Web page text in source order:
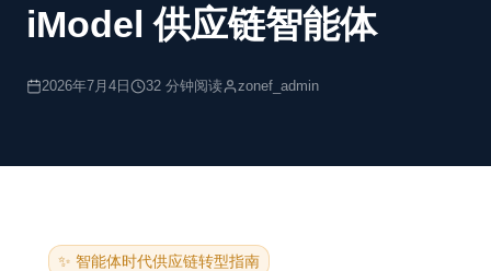
iModel 供应链智能体
2026年7月4日 32 分钟阅读 zonef_admin
✨ 智能体时代供应链转型指南